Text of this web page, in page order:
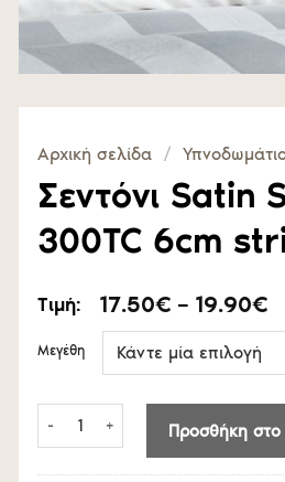
Αρχική σελίδα /
Σεντόνι Satin
300TC 6cm
Τιμή: 17.50€ – 19.90€
Μεγέθη
Προσθήκη στο